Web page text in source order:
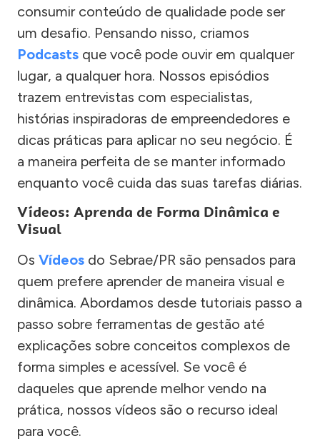
consumir conteúdo de qualidade pode ser
um desafio. Pensando nisso, criamos
Podcasts que você pode ouvir em qualquer
lugar, a qualquer hora. Nossos episódios
trazem entrevistas com especialistas,
histórias inspiradoras de empreendedores e
dicas práticas para aplicar no seu negócio. É
a maneira perfeita de se manter informado
enquanto você cuida das suas tarefas diárias.
Vídeos: Aprenda de Forma Dinâmica e
Visual
Os Vídeos do Sebrae/PR são pensados para
quem prefere aprender de maneira visual e
dinâmica. Abordamos desde tutoriais passo a
passo sobre ferramentas de gestão até
explicações sobre conceitos complexos de
forma simples e acessível. Se você é
daqueles que aprende melhor vendo na
prática, nossos vídeos são o recurso ideal
para você.